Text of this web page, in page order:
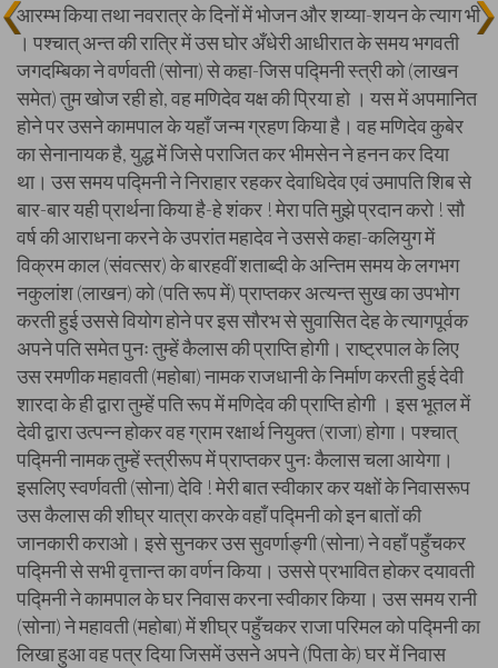
आरम्भ किया तथा नवरात्र के दिनों में भोजन और शय्या-शयन के त्याग भी
। पश्चात् अन्त की रात्रि में उस घोर अँधेरी आधीरात के समय भगवती
जगदम्बिका ने वर्णवती (सोना) से कहा-जिस पद्मिनी स्त्री को (लाखन
समेत) तुम खोज रही हो, वह मणिदेव यक्ष की प्रिया हो । यस में अपमानित
होने पर उसने कामपाल के यहाँ जन्म ग्रहण किया है। वह मणिदेव कुबेर
का सेनानायक है, युद्ध में जिसे पराजित कर भीमसेन ने हनन कर दिया
था। उस समय पद्मिनी ने निराहार रहकर देवाधिदेव एवं उमापति शिब से
बार-बार यही प्रार्थना किया है-हे शंकर ! मेरा पति मुझे प्रदान करो ! सौ
वर्ष की आराधना करने के उपरांत महादेव ने उससे कहा-कलियुग में
विक्रम काल (संवत्सर) के बारहवीं शताब्दी के अन्तिम समय के लगभग
नकुलांश (लाखन) को (पति रूप में) प्राप्तकर अत्यन्त सुख का उपभोग
करती हुई उससे वियोग होने पर इस सौरभ से सुवासित देह के त्यागपूर्वक
अपने पति समेत पुनः तुम्हें कैलास की प्राप्ति होगी। राष्ट्रपाल के लिए
उस रमणीक महावती (महोबा) नामक राजधानी के निर्माण करती हुई देवी
शारदा के ही द्वारा तुम्हें पति रूप में मणिदेव की प्राप्ति होगी । इस भूतल में
देवी द्वारा उत्पन्न होकर वह ग्राम रक्षार्थ नियुक्त (राजा) होगा। पश्चात्
पद्मिनी नामक तुम्हें स्त्रीरूप में प्राप्तकर पुनः कैलास चला आयेगा।
इसलिए स्वर्णवती (सोना) देवि ! मेरी बात स्वीकार कर यक्षों के निवासरूप
उस कैलास की शीघ्र यात्रा करके वहाँ पद्मिनी को इन बातों की
जानकारी कराओ। इसे सुनकर उस सुवर्णाङ्गी (सोना) ने वहाँ पहुँचकर
पद्मिनी से सभी वृत्तान्त का वर्णन किया। उससे प्रभावित होकर दयावती
पद्मिनी ने कामपाल के घर निवास करना स्वीकार किया। उस समय रानी
(सोना) ने महावती (महोबा) में शीघ्र पहुँचकर राजा परिमल को पद्मिनी का
लिखा हुआ वह पत्र दिया जिसमें उसने अपने (पिता के) घर में निवास